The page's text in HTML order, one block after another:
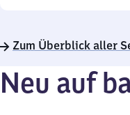
22
Zum Überblick aller
Neu auf